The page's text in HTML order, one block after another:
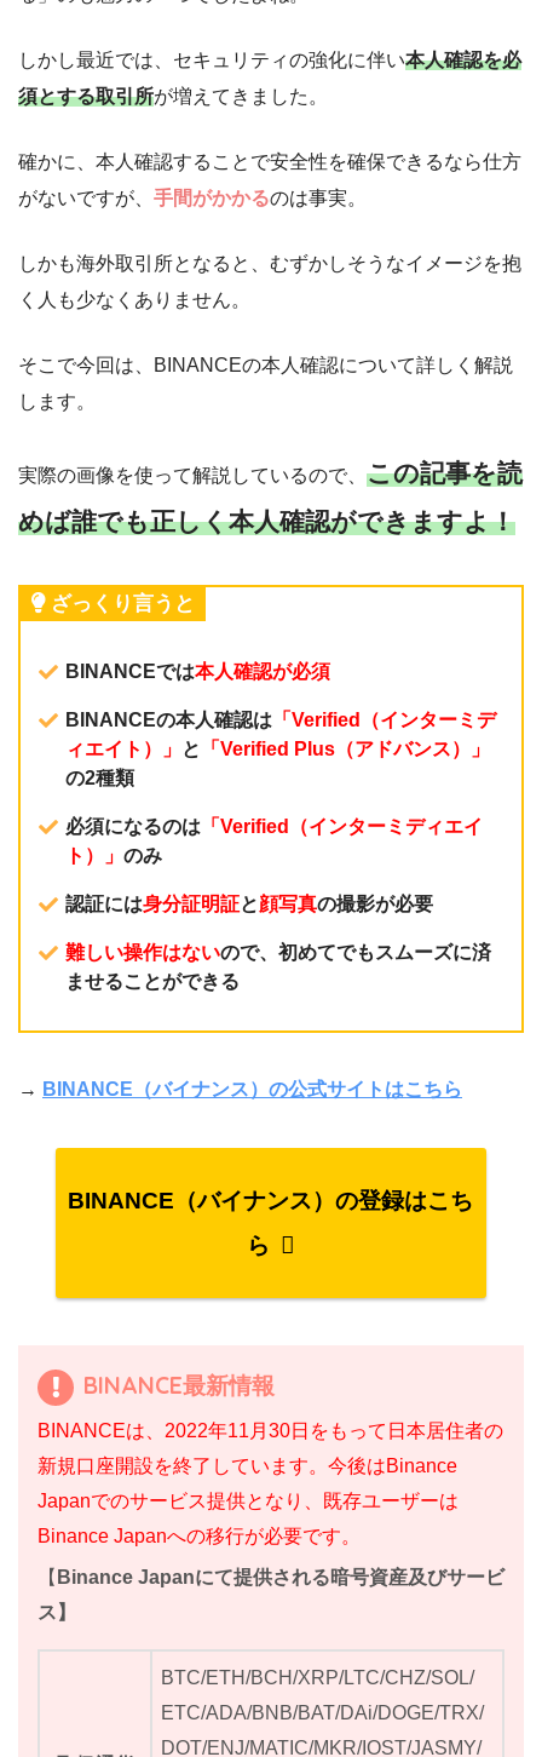
しかし最近では、セキュリティの強化に伴い本人確認を必
須とする取引所が増えてきました。
確かに、本人確認することで安全性を確保できるなら仕方
がないですが、 手間がかかるのは事実。
しかも海外取引所となると、むずかしそうなイメージを抱
く人も少なくありません。
そこで今回は、BINANCEの本人確認について詳しく解説
します。
実際の画像を使って解説しているので、 この記事を読
めば誰でも正しく本人確認ができますよ！
ざっくり言うと
BINANCEでは本人確認が必須
BINANCEの本人確認は 「Verified（インターミデ
ィエイト）」 と
「Verified Plus（アドバンス）」
の2種類
必須になるのは 「Verified（インターミディエイ
ト）」のみ
認証には身分証明証と顔写真の撮影が必要
難しい操作はないので、初めてでもスムーズに済
ませることができる
→ BINANCE（バイナンス）の公式サイトはこちら
BINANCE（バイナンス）の登録はこち
ら
BINANCE最新情報
BINANCEは、2022年11月30日をもって日本居住者の
新規口座開設を終了しています。今後はBinance
Japanでのサービス提供となり、既存ユーザーは
Binance Japanへの移行が必要です。
【 Binance Japanにて提供される暗号資産及びサービ
ス】
BTC/ETH/BCH/XRP/LTC/CHZ/SOL/
ETC/ADA/BNB/BAT/DAi/DOGE/TRX/
DOT/ENJ/MATIC/MKR/IOST/JASMY/